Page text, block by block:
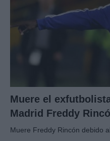
Muere el
Madrid Freddy
Muere Freddy Rincón debido